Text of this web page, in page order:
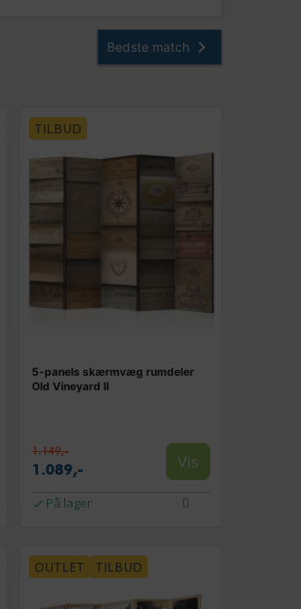
TILBUD
5-panels skærmvæg rumdeler
Old Vineyard II
1.149,-
1.089,- Vis
På lager
OUTLET TILBUD